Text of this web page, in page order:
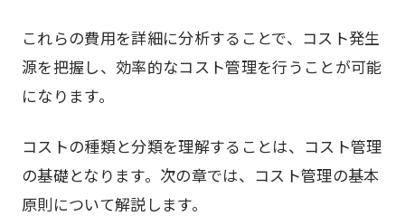
これらの費用を詳細に分析することで、コスト発生
源を把握し、効率的なコスト管理を行うことが可能
になります。
コストの種類と分類を理解することは、コスト管理
の基礎となります。次の章では、コスト管理の基本
原則について解説します。